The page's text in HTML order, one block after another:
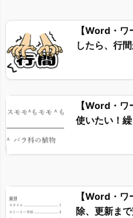
【Word・
したら、行
【Word・
使いたい！
【Word・
除、更新ま